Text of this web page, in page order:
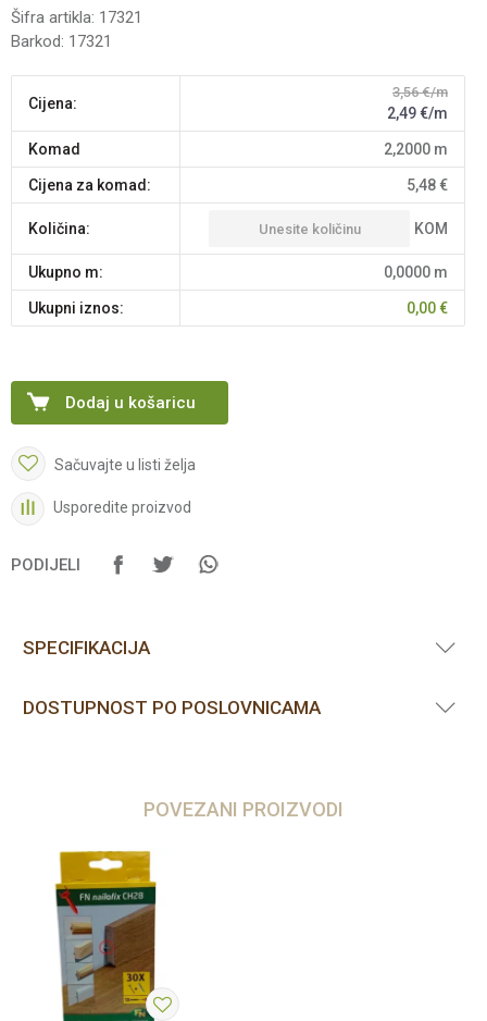
Šifra artikla: 17321
Barkod: 17321
Cijena:
3,56 €/m
2,49€/m
komad 2,2000 m
Cijena za komad: 5,48€
Količina: KOM
Ukupno m: 0,0000 m
Ukupni iznos: 0,00€
Dodaj u košaricu
Sačuvajte u listi želja
Usporedite proizvod
PODIJELI
SPECIFIKACIJA
DOSTUPNOST PO POSLOVNICAMA
POVEZANI PROIZVODI